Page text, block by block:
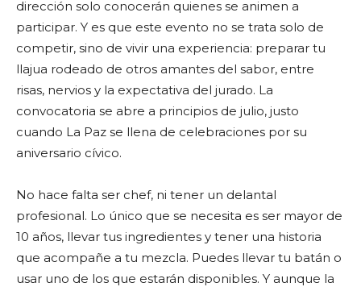
dirección solo conocerán quienes se animen a
participar. Y es que este evento no se trata solo de
competir, sino de vivir una experiencia: preparar tu
llajua rodeado de otros amantes del sabor, entre
risas, nervios y la expectativa del jurado. La
convocatoria se abre a principios de julio, justo
cuando La Paz se llena de celebraciones por su
aniversario cívico.
No hace falta ser chef, ni tener un delantal
profesional. Lo único que se necesita es ser mayor de
10 años, llevar tus ingredientes y tener una historia
que acompañe a tu mezcla. Puedes llevar tu batán o
usar uno de los que estarán disponibles. Y aunque la